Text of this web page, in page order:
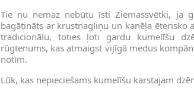
Tie nu nemaz nebūtu īsti Ziemassvētki, ja
bagātināts ar krustnagliņu un kanēļa ēterisko
tradicionālu, toties ļoti gardu kumelīšu
rūgtenums, kas atmaigst vijīgā medus
notīm.
Lūk, kas nepieciešams kumelīšu karstajam